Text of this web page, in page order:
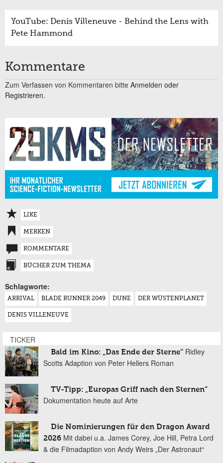
YouTube: Denis Villeneuve - Behind the Lens with
Pete Hammond
Kommentare
Zum Verfassen von Kommentaren bitte Anmelden oder
Registrieren.
LIKE
MERKEN
KOMMENTARE
BÜCHER ZUM THEMA
Schlagworte:
ARRIVAL BLADE RUNNER 2049 DUNE DER WÜSTENPLANET
DENIS VILLENEUVE
TICKER
Bald im Kino: „Das Ende der Sterne“ Ridley
Scotts Adaption von Peter Hellers Roman
TV-Tipp: „Europas Griff nach den Sternen“
Dokumentation heute auf Arte
Die Nominierungen für den Dragon Award
2026 Mit dabei u.a. James Corey, Joe Hill, Petra Lord
& die Filmadaption von Andy Weirs „Der Astronaut“